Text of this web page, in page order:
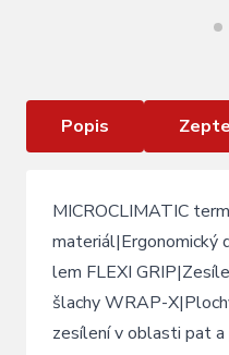
Lyžařské ponožky
Popis
MICROCLIMATIC
materiál|Ergonomický
lem FLEXI
šlachy WRAP-
zesílení v oblasti pat